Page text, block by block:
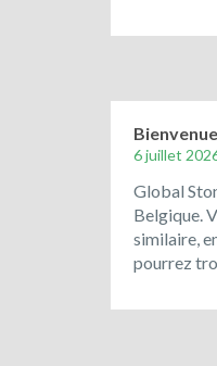
6 juillet
Global
Belgique.
similaire,
pourrez